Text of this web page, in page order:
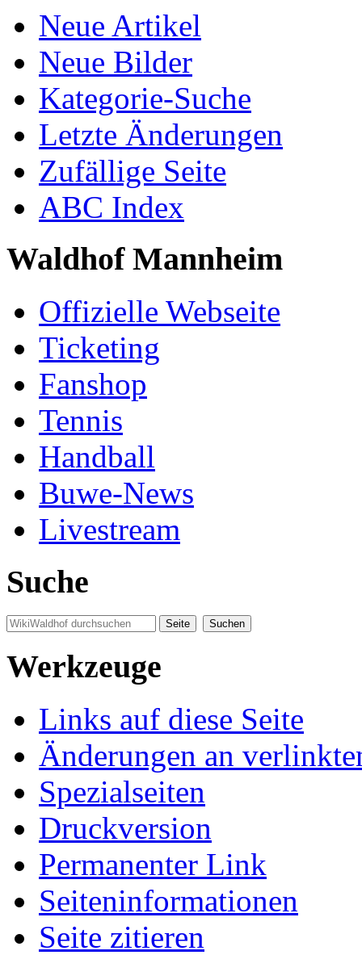
Neue Artikel
Neue Bilder
Kategorie-Suche
Letzte Änderungen
Zufällige Seite
ABC Index
Waldhof Mannheim
Offizielle Webseite
Ticketing
Fanshop
Tennis
Handball
Buwe-News
Livestream
Suche
Werkzeuge
Links auf diese Seite
Änderungen an
Spezialseiten
Druckversion
Permanenter Link
Seiten­informationen
Seite zitieren